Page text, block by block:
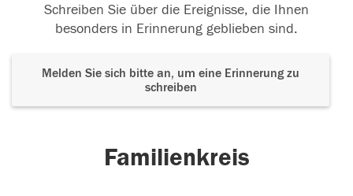
Schreiben Sie über die Ereignisse, die Ihnen
besonders in Erinnerung geblieben sind.
Melden Sie sich bitte an, um eine Erinnerung zu
schreiben
Familienkreis